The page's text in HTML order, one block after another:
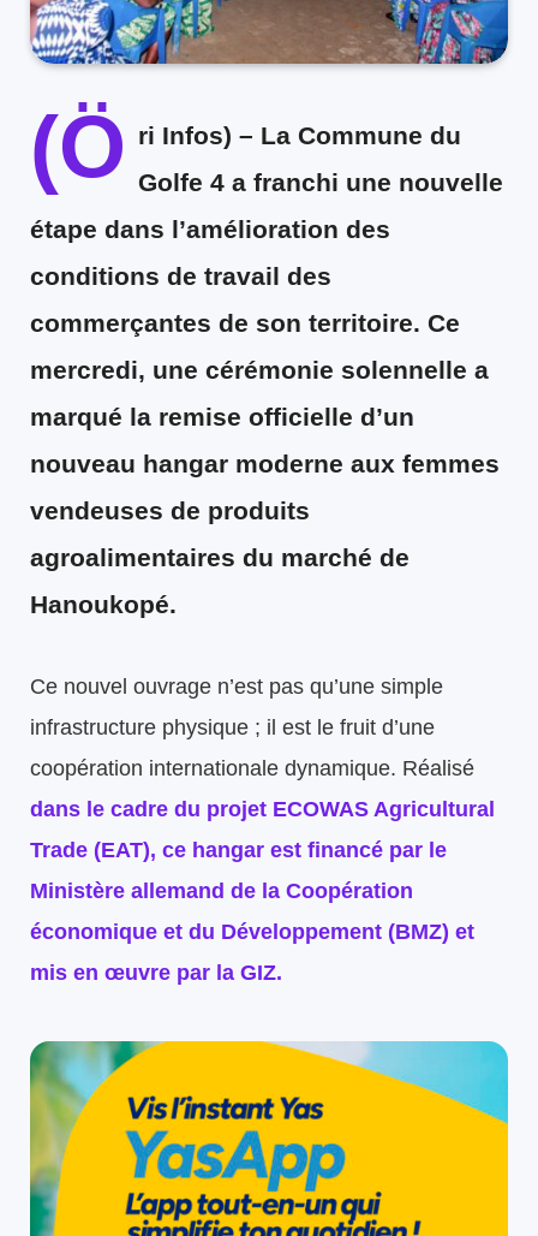
(Ö ri Infos) – La Commune du
Golfe 4 a franchi une nouvelle
étape dans l’amélioration des
conditions de travail des
commerçantes de son territoire. Ce
mercredi, une cérémonie solennelle a
marqué la remise officielle d’un
nouveau hangar moderne aux femmes
vendeuses de produits
agroalimentaires du marché de
Hanoukopé.
Ce nouvel ouvrage n’est pas qu’une simple
infrastructure physique ; il est le fruit d’une
coopération internationale dynamique. Réalisé
dans le cadre du projet ECOWAS Agricultural
Trade (EAT), ce hangar est financé par le
Ministère allemand de la Coopération
économique et du Développement (BMZ) et
mis en œuvre par la GIZ.